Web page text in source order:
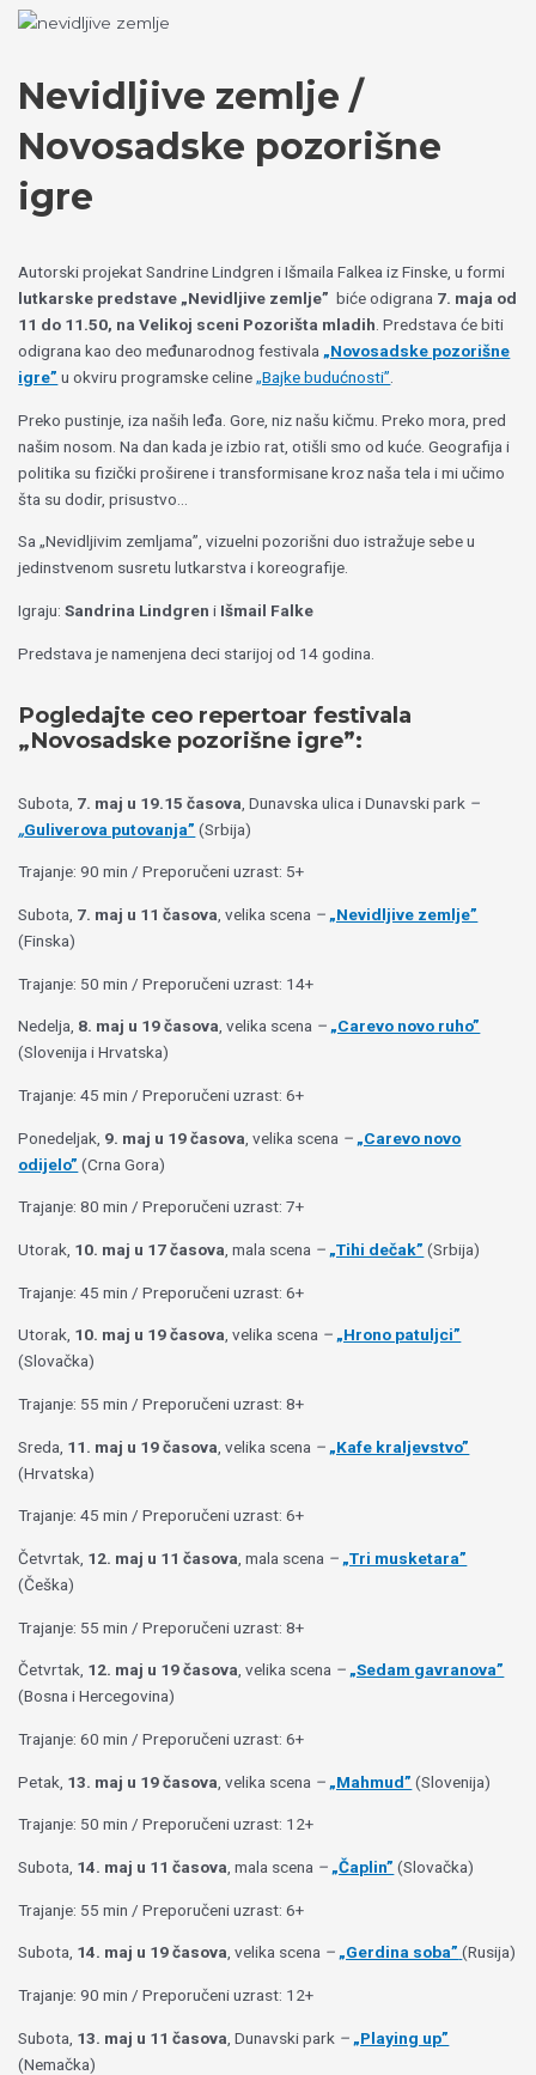
Пређи
Nevidljive zemlje /
Novosadske pozorišne
igre
Autorski projekat Sandrine Lindgren i Išmaila Falkea iz Finske, u formi
lutkarske predstave „Nevidljive zemlje” biće odigrana 7. maja od
11 do 11.50, na Velikoj sceni Pozorišta mladih . Predstava će biti
odigrana kao deo međunarodnog festivala „Novosadske pozorišne
igre” u okviru programske celine„Bajke budućnosti”
Preko pustinje, iza naših leđa. Gore, niz našu kičmu. Preko mora, pred
našim nosom. Na dan kada je izbio rat, otišli smo od kuće. Geografija i
politika su fizički proširene i transformisane kroz naša tela i mi učimo
šta su dodir, prisustvo…
Sa „Nevidljivim zemljama”, vizuelni pozorišni duo istražuje sebe u
jedinstvenom susretu lutkarstva i koreografije.
Igraju:Sandrina Lindgreni Išmail Falke
Predstava je namenjena deci starijoj od 14 godina.
Pogledajte ceo repertoar festivala
„Novosadske pozorišne igre”:
Subota, 7. maj u 19.15 časova , Dunavska ulica i Dunavski park –
„Guliverova putovanja” (Srbija)
Trajanje: 90 min / Preporučeni uzrast: 5+
Subota, 7. maj u 11 časova , velika scena – „Nevidljive zemlje”
(Finska)
Trajanje: 50 min / Preporučeni uzrast: 14+
Nedelja, 8. maj u 19 časova, velika scena – „Carevo novo ruho”
(Slovenija i Hrvatska)
Trajanje: 45 min / Preporučeni uzrast: 6+
Ponedeljak, 9. maj u 19 časova , velika scena – „Carevo novo
odijelo” (Crna Gora)
Trajanje: 80 min / Preporučeni uzrast: 7+
Utorak, 10. maj u 17 časova , mala scena – „Tihi dečak” (Srbija)
Trajanje: 45 min / Preporučeni uzrast: 6+
Utorak, 10. maj u 19 časova, velika scena – „Hrono patuljci”
(Slovačka)
Trajanje: 55 min / Preporučeni uzrast: 8+
Sreda, 11. maj u 19 časova , velika scena – „Kafe kraljevstvo”
(Hrvatska)
Trajanje: 45 min / Preporučeni uzrast: 6+
Četvrtak, 12. maj u 11 časova , mala scena – „Tri musketara”
(Češka)
Trajanje: 55 min / Preporučeni uzrast: 8+
Četvrtak, 12. maj u 19 časova, velika scena – „Sedam gavranova”
(Bosna i Hercegovina)
Trajanje: 60 min / Preporučeni uzrast: 6+
Petak, 13. maj u 19 časova , velika scena – „Mahmud” (Slovenija)
Trajanje: 50 min / Preporučeni uzrast: 12+
Subota, 14. maj u 11 časova , mala scena – „Čaplin” (Slovačka)
Trajanje: 55 min / Preporučeni uzrast: 6+
Subota, 14. maj u 19 časova, velika scena – „Gerdina soba” (Rusija)
Trajanje: 90 min / Preporučeni uzrast: 12+
Subota, 13. maj u 11 časova , Dunavski park – „Playing up”
(Nemačka)
Izaberite